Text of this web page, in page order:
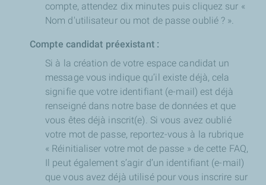
compte, attendez dix minutes puis cliquez sur «
Nom d'utilisateur ou mot de passe oublié ? ».
Compte candidat préexistant :
Si à la création de votre espace candidat un
message vous indique qu’il existe déjà, cela
signifie que votre identifiant (e-mail) est déjà
renseigné dans notre base de données et que
vous êtes déjà inscrit(e). Si vous avez oublié
votre mot de passe, reportez-vous à la rubrique
« Réinitialiser votre mot de passe » de cette FAQ,
Il peut également s’agir d’un identifiant (e-mail)
que vous avez déjà utilisé pour vous inscrire sur